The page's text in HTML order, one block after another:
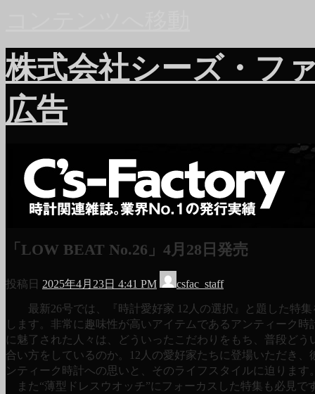
株式会社シーズ・フ
広告
「LOW BEAT No.26」4月28日発売
投稿日 2025年4月23日 4:41 PM
csfac_staff
最新26号では、『時計愛好家 12人の選択』と題した特集
します。非常に趣味性が高いアイテムであるアンティーク時
に魅了された人々は、どういったこだわりをもち、普段どう
合い方をしているのか。12人の愛好家たちに登場いただき、
ンティーク時計への思いと、そのライフスタイルに迫ります
また“薄型ドレスウオッチ”にフォーカスした特集も必見で